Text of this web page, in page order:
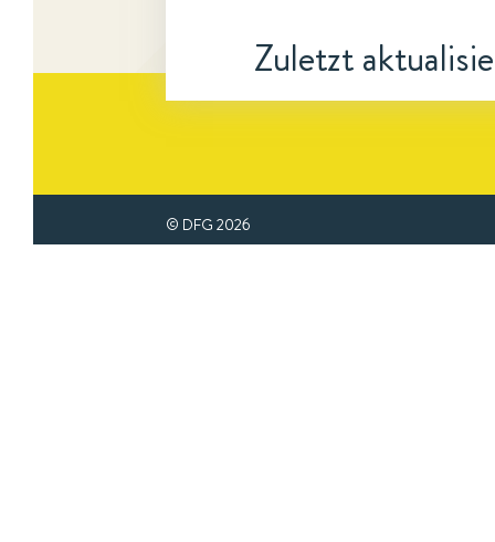
Zuletzt
© DFG 2026